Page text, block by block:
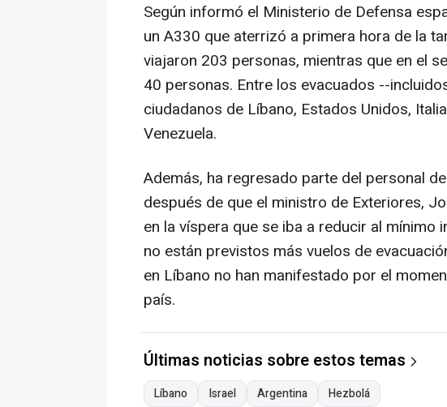
Según informó el Ministerio de Defensa
un A330 que aterrizó a primera hora de la
viajaron 203 personas, mientras que en el
40 personas. Entre los evacuados --
ciudadanos de Líbano, Estados Unidos,
Venezuela.
Además, ha regresado parte del personal
después de que el ministro de Exteriores,
en la víspera que se iba a reducir al mínimo
no están previstos más vuelos de
en Líbano no han manifestado por el
país.
Últimas noticias sobre estos temas
Líbano Israel Argentina Hezbolá